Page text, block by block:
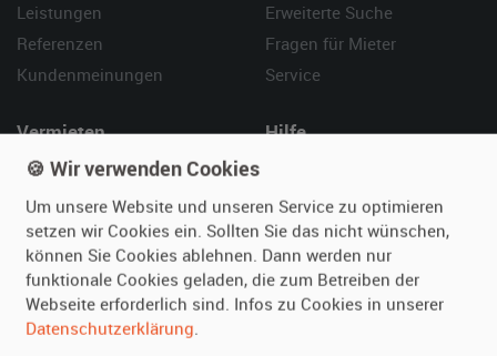
Leistungen
Referenzen
Kundenmeinungen
Erweiterte Suche
Fragen für Mieter
Service
Vermieten
Oldtimer anmelden
Fotos senden
Fragen für Vermieter
Inserat verwalten
Hilfe
So funktioniert's
Kontakt
SPECIAL
Berühmte Filmautos –
🍪 Wir verwenden Cookies
Um unsere Website und unseren Service zu optimieren
setzen wir Cookies ein. Sollten Sie das nicht wünschen,
können Sie Cookies ablehnen. Dann werden nur
funktionale Cookies geladen, die zum Betreiben der
Webseite erforderlich sind. Infos zu Cookies in unserer
Datenschutzerklärung.